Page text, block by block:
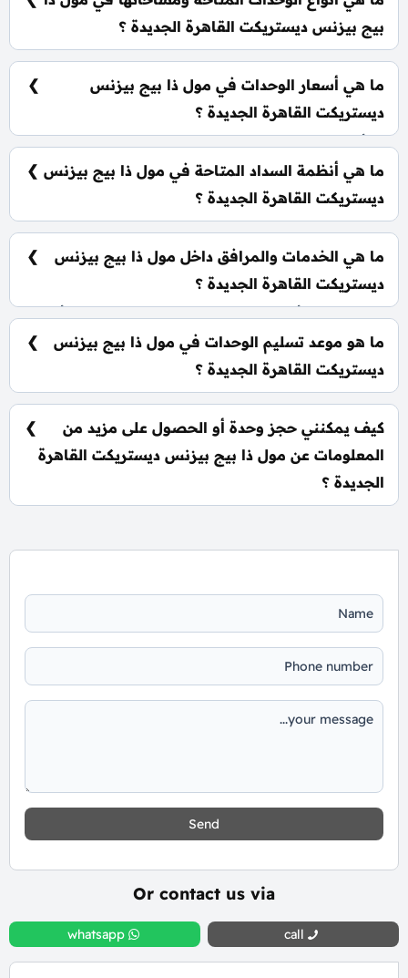
بيج بيزنس ديستريكت القاهرة الجديدة ؟
يضم المول مجموعة متنوعة من الوحدات الاستثمارية،
من 47 متر²
ما هي أسعار الوحدات في مول ذا بيج بيزنس
ديستريكت القاهرة الجديدة ؟
تبدأ الأسعار من 6,830,000 جنيه وتختلف حسب نوع
الوحدة والمساحة، كما أن الأسعار قابلة للتغيير حسب
تطورات السوق.
ما هي أنظمة السداد المتاحة في مول ذا بيج بيزنس
ديستريكت القاهرة الجديدة ؟
يمكنك حجز وحدتك بدفع مقدم 5% فقط، كما يتم تقسيط
الباقي على فترة تصل إلي 7 سنوات بدون أي فوائد.
ما هي الخدمات والمرافق داخل مول ذا بيج بيزنس
ديستريكت القاهرة الجديدة ؟
يشمل المول أنظمة ذكية، سلالم ومصاعد بانورامية، أسرع
مولدات كهربائية وإطفاء حرائق، جراجات واسعة،
وحراسات أمنية مشددة.
ما هو موعد تسليم الوحدات في مول ذا بيج بيزنس
ديستريكت القاهرة الجديدة ؟
يتم تسليم الوحدات خلال ثلاث سنوات من تاريخ التعاقد.
كيف يمكنني حجز وحدة أو الحصول على مزيد من
المعلومات عن مول ذا بيج بيزنس ديستريكت القاهرة
الجديدة ؟
Send
Or contact us via
call
whatsapp